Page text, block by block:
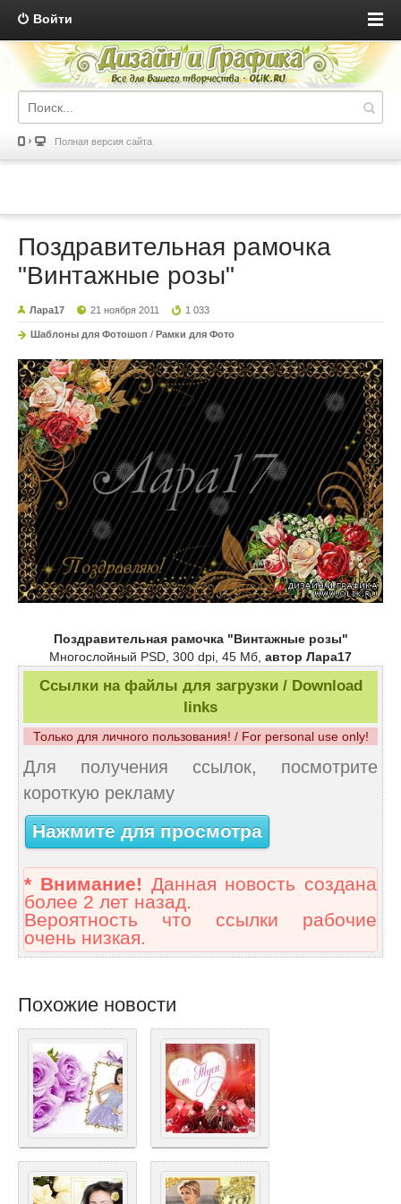
Войти
Полная версия сайта
Поздравительная рамочка
"Винтажные розы"
Лара17 21 ноября 2011 1 033
Шаблоны для Фотошоп / Рамки для Фото
Поздравительная рамочка "Винтажные розы"
Многослойный PSD, 300 dpi, 45 Мб, автор Лара17
Ссылки на файлы для загрузки / Download
links
Только для личного пользования! / For personal use only!
Для получения ссылок, посмотрите
короткую рекламу
Нажмите для просмотра
* Внимание! Данная новость создана
более 2 лет назад.
Вероятность что ссылки рабочие
очень низкая.
Похожие новости